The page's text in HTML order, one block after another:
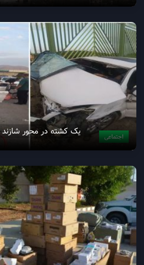
اجتماعی یک کشته در محور شازند